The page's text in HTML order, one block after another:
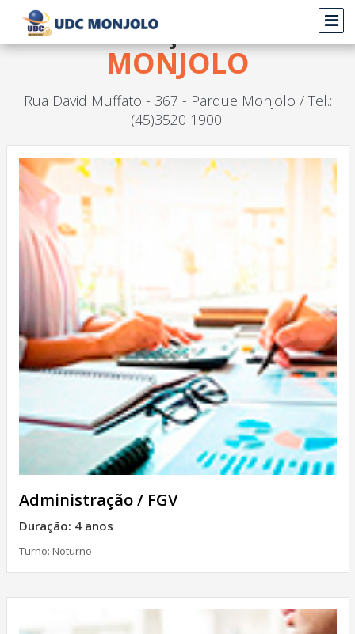
Graduação -
MONJOLO
Rua David Muffato - 367 - Parque Monjolo / Tel.:
(45)3520 1900.
Administração / FGV
Duração: 4 anos
Turno: Noturno